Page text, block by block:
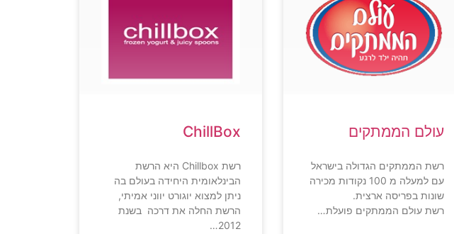
עולם הממתקים
רשת הממתקים הגדולה בישראל
עם למעלה מ 100 נקודות מכירה
שונות בפריסה ארצית.
רשת עולם הממתקים פועלת…
ChillBox
רשת Chillbox היא הרשת
הבינלאומית היחידה בעולם בה
ניתן למצוא יוגורט יווני אמיתי,
הרשת החלה את דרכה בשנת
2012…